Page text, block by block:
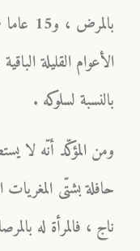
الأعوام القليلة
بالنسبة لسلوكه .
ومن المؤكّد أنّه لا
حافلة بشتّى المغريات
ناج ، فالمرأة له